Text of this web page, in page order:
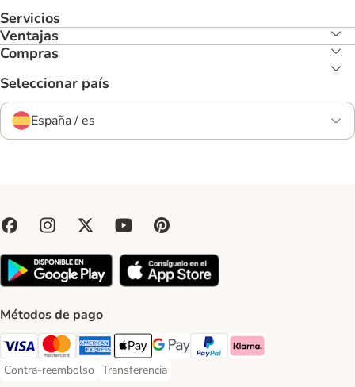
Servicios
Ventajas
Compras
Seleccionar país
España / es
Métodos de pago
Visa Payment Method
Mastercard Payment Method
American Express Payment Method
Apple Pay Payment Method
Google Pay Payment Method
PayPal Payment Method
Klarna Payment Method
Contra-reembolso
Contra-reembolso Payment Method
Transferencia
Transferencia Payment Method